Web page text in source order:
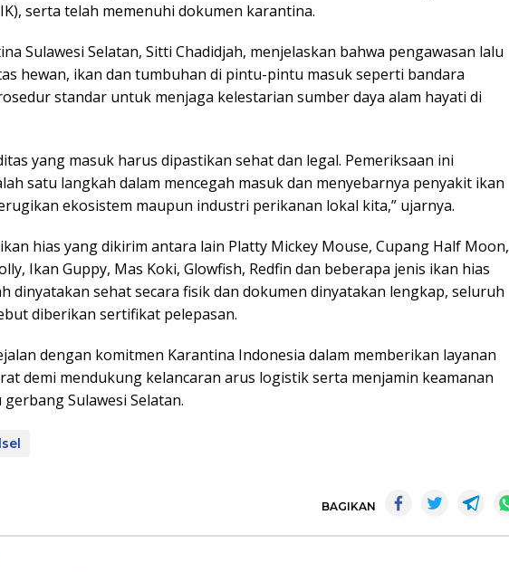
serta telah memenuhi dokumen karantina.
Sulawesi Selatan, Sitti Chadidjah, menjelaskan bahwa pengawasan lalu
hewan, ikan dan tumbuhan di pintu-pintu masuk seperti bandara
standar untuk menjaga kelestarian sumber daya alam hayati di
yang masuk harus dipastikan sehat dan legal. Pemeriksaan ini
satu langkah dalam mencegah masuk dan menyebarnya penyakit ikan
ekosistem maupun industri perikanan lokal kita,” ujarnya.
hias yang dikirim antara lain Platty Mickey Mouse, Cupang Half Moon,
Ikan Guppy, Mas Koki, Glowfish, Redfin dan beberapa jenis ikan hias
dinyatakan sehat secara fisik dan dokumen dinyatakan lengkap, seluruh
diberikan sertifikat pelepasan.
dengan komitmen Karantina Indonesia dalam memberikan layanan
demi mendukung kelancaran arus logistik serta menjamin keamanan
Sulawesi Selatan.
BAGIKAN